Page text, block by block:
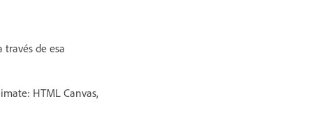
de esa
HTML Canvas,